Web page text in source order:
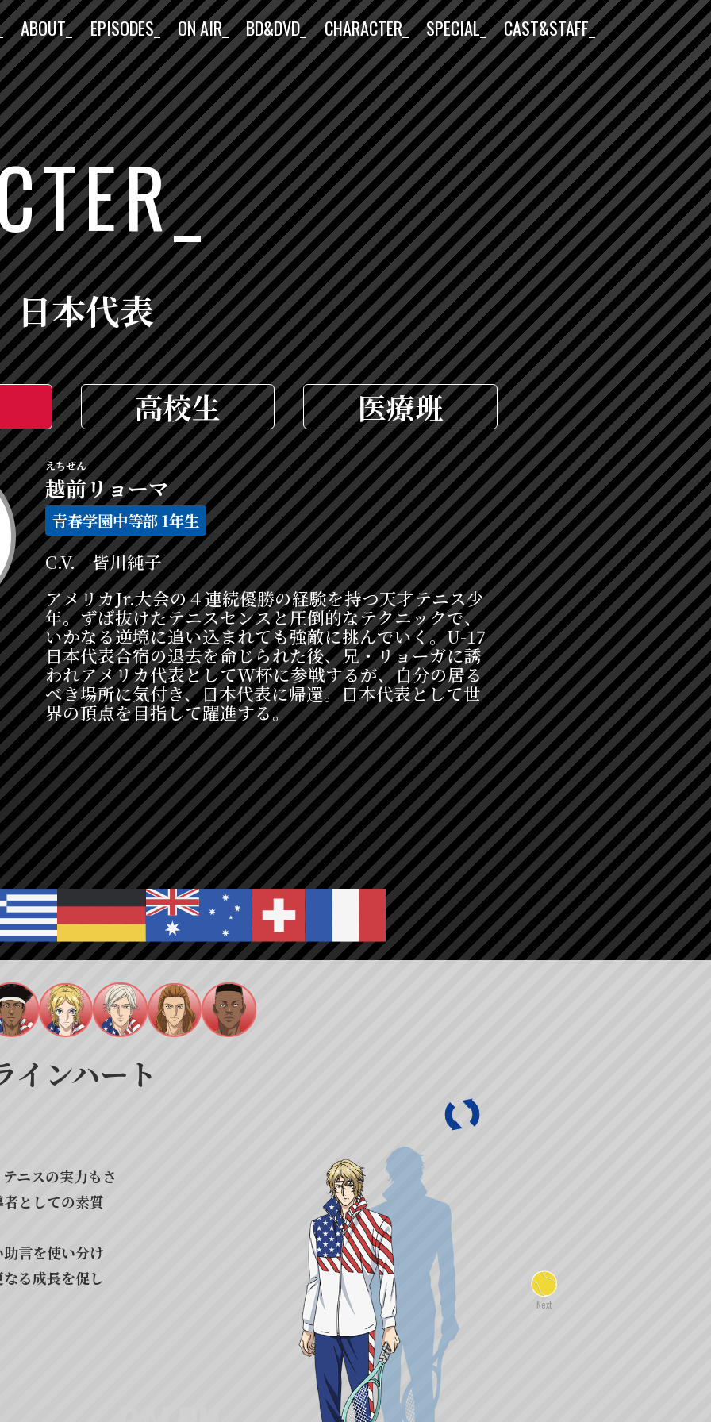
ABOUT_ EPISODES_ ON AIR_ BD&DVD_ CHARACTER_ SPECIAL_ CAST&STAFF_
日本代表
高校生 医療班
越前
えちぜん
リョーマ
青春学園中等部 1年生
皆川純子
アメリカJr.大会の４連続優勝の経験を持つ天才テニス少
年。ずば抜けたテニスセンスと圧倒的なテクニックで、
いかなる逆境に追い込まれても強敵に挑んでいく。U-17
日本代表合宿の退去を命じられた後、兄・リョーガに誘
われアメリカ代表としてW杯に参戦するが、自分の居る
べき場所に気付き、日本代表に帰還。日本代表として世
界の頂点を目指して躍進する。
遠山
とおやま
金太郎
きんたろう
四天宝寺中学校 1年生
杉本ゆう
小さな体に秘めた爆発的な身体能力で、中学1年生ながら
代表選手に選ばれる。自身の感情に従い突き進む、猪突
猛進タイプ。大阪から飛び出したダイヤの原石は、ついに
舞台を世界にうつす。
跡部景吾
人々を魅了する言動、カリスマ性。紛うことなき資質
で、中学生日本代表主将に君臨。尊大にも見える態度
は、努力に裏打ちされた確かな自信と実力故。世界を前
に「足りないもの」を見つけた跡部の進化は止まらな
い。
平等院
びょうどういん
鳳凰
ほうおう
高校3年生
安元洋貴
U-17W杯日本代表主将。世界各国を放浪していた過去をもち、会得し
た技を用い、勝利のみならず相手の屈服も求める。U-17日本代表No.1
の実力者。徳川とは因縁の関係。
種ヶ島
たねがしま
修二
しゅうじ
高校3年生
上山竜治
球の回転を視覚で捉え、瞬時に手首へと伝達させる天与の資を持つ。
洒々落々としながら隙がなく余裕をのぞかせるのは、類稀なる洞察力と
守備力が所以。
デューク渡邊
わたなべ
高校3年生
檜山修之
かつてはフランス代表の破壊王と呼ばれたパワーテニスの使い手。普段
は穏やかな物腰を崩さないが、試合では豪快なプレイで相手を打ちのめ
徳川
とくがわ
カズヤ
高校2年生
小野大輔
取り巻くオーラは鬼気迫り、その姿は阿修羅のごとし。血の滲むような
努力の果て、漢は約束を果たすため「義」で世界を獲ることを誓い、命
鬼
おに
十次郎
じゅうじろう
平等院と比肩する実力を持ちながらも、合宿所に残ってチームの底上げ
に尽力。後輩たちを成長させた立役者であり、中学生とも絆を育む。試
合となると鬼のごとく相手を圧倒する豪傑。
相葉裕樹
情熱的であり冷徹。ときに激情を見せるが、それすらも演技。まるでド
ラマの様な劇的な試合展開は観客すら引き込むも、真の実力は未だに読
めない。
大曲竜次
高校3年生
相原嵩明
2本のラケットを操る技術と持久力を備えており、代表の中でも異色の
二刀流のスタイルを貫く。攻守共に優れており、ダブルスの試合を任さ
きみじま いくと
高校3年生
日本代表随一の知名度を誇る、美貌と知性を併せ持つスター選手。敵味
方関係なく話術を駆使して交渉を行い、自らのペースに持ち込む戦略
越知月光
ひと睨みで対戦相手の精神を破滅させる暗殺者。容赦のない精神的重圧
遠野
とおの
篤京
あつきょう
高校3年生
笑福亭茶光
勝つためには容赦しない危険なプレイススタイルを得意とする。数々の
処刑を繰り出す技工派な一面も。予選リーグのギリシャ戦で膝を負傷
し、医療班に加入。
三津谷
みつや
あくと
高校2年生
髙坂篤志
柳の師でありデータテニスの元祖。サポーターとして収集した資料をも
とに、皆をバックアップする。
大石
おおいし
秀一郎
しゅういちろう
青春学園中等部 3年生
近藤孝行
個の能力もさることながら、ダブルスへの適正がとても高いプレイヤ
ー。いつも周囲を思いやる献身的な姿勢から、主張の激しいメンツばか
りの代表チームをつなぐ潤滑油となっている。予選リーグのギリシャ戦
乾
いぬい
貞治
さだはる
青春学園中等部 3年生
津田健次郎
三津谷や柳と共にチームを支える縁の下の力持ち。対戦国の調査結果
は、皆のイメージトレーニングに役立ち、乾汁は医療班に重宝されてい
石田
いしだ ぎん
四天宝寺中学校 3年生
ありあまるパワーを以って、その力を封じるすべをも極めた求道者。礼
に始まり、礼に終わる姿勢から、周囲からは「師範」と呼ばれ慕われて
いる。予選リーグのスイス戦で負傷し、医療班に加入。
インハート
ニスの実力もさ
としての素質
言を使い分け
る成長を促し
Next
4 5 6 7
4 5 6 7
4 5 6 7
4 5 6 7
ー・アマデウス
国・スイスをま
識を持ってお
洞察力など全
4 5 6 7